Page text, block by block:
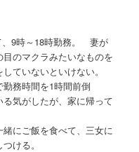
、9時～18時勤務。 妻が
のマクラみたいなものを
ていないといけない。
務時間を1時間前倒
気がしたが、家に帰って
にご飯を食べて、三女に
ける。